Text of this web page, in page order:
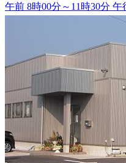
午前 8時00分～11時30分 午